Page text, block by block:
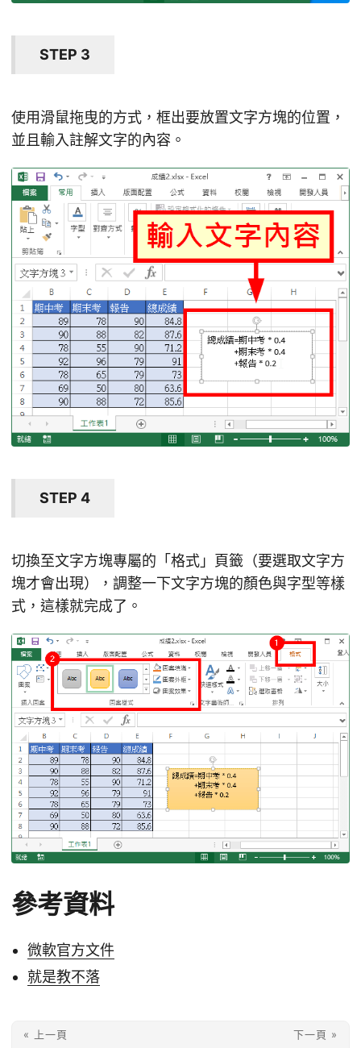
STEP 3
使用滑鼠拖曳的方式，框出要放置文字方塊的位置，
並且輸入註解文字的內容。
STEP 4
切換至文字方塊專屬的「格式」頁籤（要選取文字方
塊才會出現），調整一下文字方塊的顏色與字型等樣
式，這樣就完成了。
參考資料
微軟官方文件
就是教不落
« 上一頁 下一頁 »